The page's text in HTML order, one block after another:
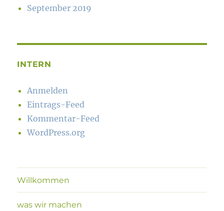
September 2019
INTERN
Anmelden
Eintrags-Feed
Kommentar-Feed
WordPress.org
Willkommen
was wir machen